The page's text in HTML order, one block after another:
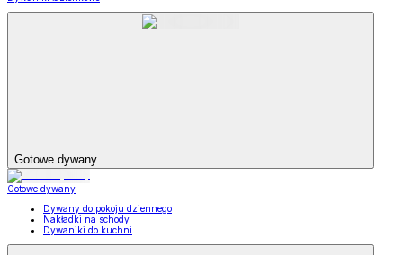
Gotowe dywany
Gotowe dywany
Dywany do pokoju dziennego
Nakładki na schody
Dywaniki do kuchni